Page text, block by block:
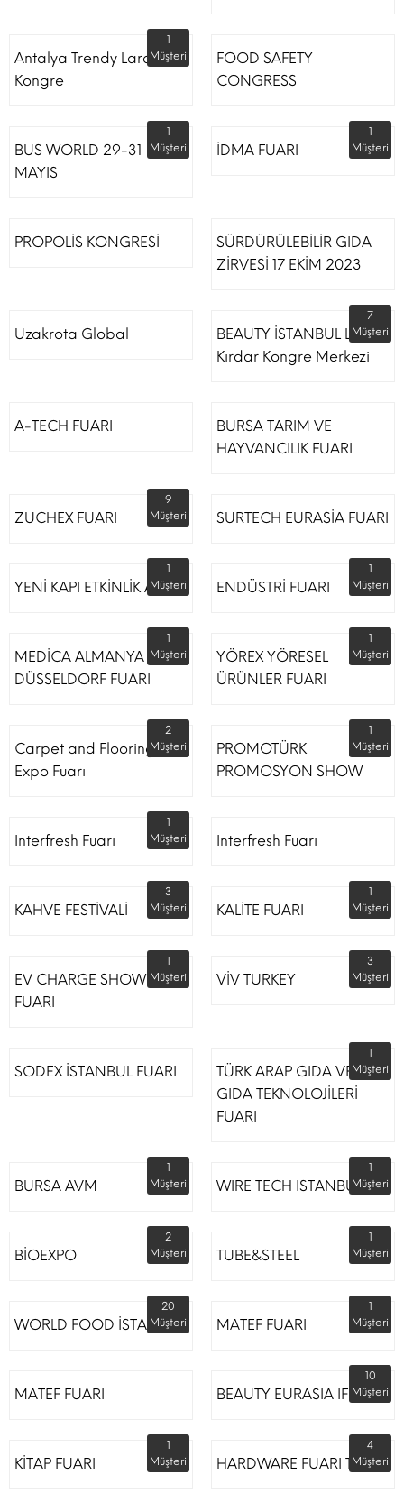
Antalya Trendy Lara Otel
Kongre
1
Müşteri
FOOD SAFETY
CONGRESS
BUS WORLD 29-31
MAYIS
1
Müşteri
İDMA FUARI
1
Müşteri
PROPOLİS KONGRESİ
SÜRDÜRÜLEBİLİR GIDA
ZİRVESİ 17 EKİM 2023
Uzakrota Global
BEAUTY İSTANBUL Lütfi
Kırdar Kongre Merkezi
7
Müşteri
A-TECH FUARI
BURSA TARIM VE
HAYVANCILIK FUARI
ZUCHEX FUARI
9
Müşteri
SURTECH EURASİA FUARI
YENİ KAPI ETKİNLİK ALANI
1
Müşteri
ENDÜSTRİ FUARI
1
Müşteri
MEDİCA ALMANYA
DÜSSELDORF FUARI
1
Müşteri
YÖREX YÖRESEL
ÜRÜNLER FUARI
1
Müşteri
Carpet and Flooring
Expo Fuarı
2
Müşteri
PROMOTÜRK
PROMOSYON SHOW
1
Müşteri
Interfresh Fuarı
1
Müşteri
Interfresh Fuarı
KAHVE FESTİVALİ
3
Müşteri
KALİTE FUARI
1
Müşteri
EV CHARGE SHOW
FUARI
1
Müşteri
VİV TURKEY
3
Müşteri
SODEX İSTANBUL FUARI
TÜRK ARAP GIDA VE
GIDA TEKNOLOJİLERİ
FUARI
1
Müşteri
BURSA AVM
1
Müşteri
WIRE TECH ISTANBUL
1
Müşteri
BİOEXPO
2
Müşteri
TUBE&STEEL
1
Müşteri
WORLD FOOD İSTANBUL
20
Müşteri
MATEF FUARI
1
Müşteri
MATEF FUARI BEAUTY EURASIA IFM
10
Müşteri
KİTAP FUARI
1
Müşteri
HARDWARE FUARI TÜYAP
4
Müşteri